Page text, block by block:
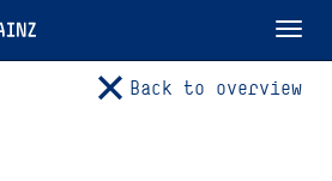
Back to overview